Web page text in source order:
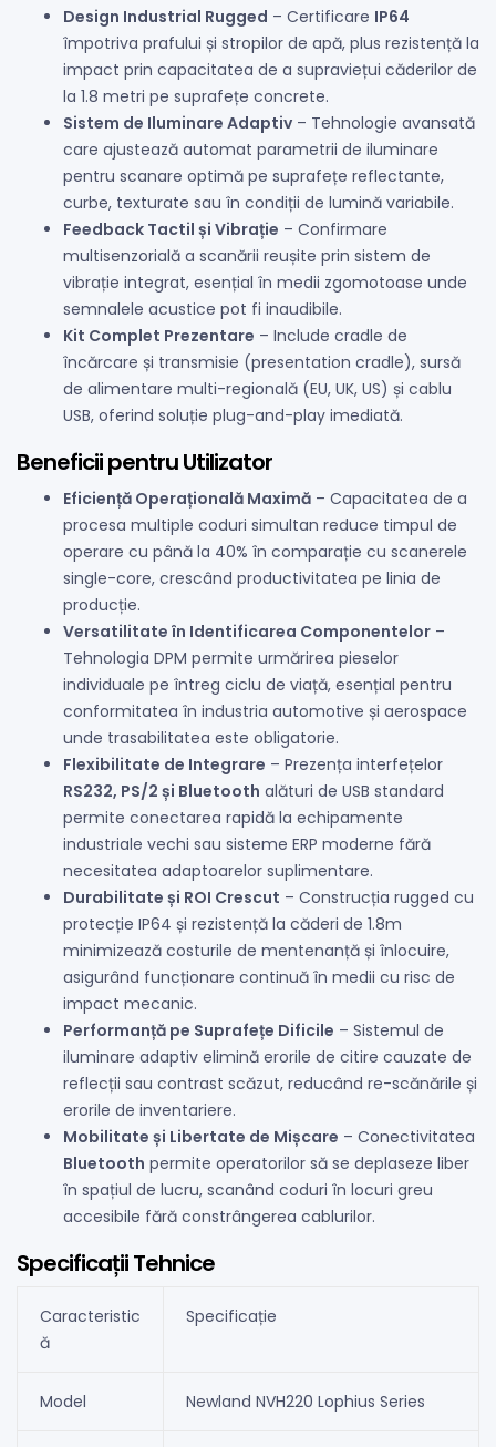
Design Industrial Rugged – Certificare IP64
împotriva prafului și stropilor de apă, plus rezistență la
impact prin capacitatea de a supraviețui căderilor de
la 1.8 metri pe suprafețe concrete.
Sistem de Iluminare Adaptiv – Tehnologie avansată
care ajustează automat parametrii de iluminare
pentru scanare optimă pe suprafețe reflectante,
curbe, texturate sau în condiții de lumină variabile.
Feedback Tactil și Vibrație – Confirmare
multisenzorială a scanării reușite prin sistem de
vibrație integrat, esențial în medii zgomotoase unde
semnalele acustice pot fi inaudibile.
Kit Complet Prezentare – Include cradle de
încărcare și transmisie (presentation cradle), sursă
de alimentare multi-regională (EU, UK, US) și cablu
USB, oferind soluție plug-and-play imediată.
Beneficii pentru Utilizator
Eficiență Operațională Maximă – Capacitatea de a
procesa multiple coduri simultan reduce timpul de
operare cu până la 40% în comparație cu scanerele
single-core, crescând productivitatea pe linia de
producție.
Versatilitate în Identificarea Componentelor –
Tehnologia DPM permite urmărirea pieselor
individuale pe întreg ciclu de viață, esențial pentru
conformitatea în industria automotive și aerospace
unde trasabilitatea este obligatorie.
Flexibilitate de Integrare – Prezența interfețelor
RS232, PS/2 și Bluetooth alături de USB standard
permite conectarea rapidă la echipamente
industriale vechi sau sisteme ERP moderne fără
necesitatea adaptoarelor suplimentare.
Durabilitate și ROI Crescut – Construcția rugged cu
protecție IP64 și rezistență la căderi de 1.8m
minimizează costurile de mentenanță și înlocuire,
asigurând funcționare continuă în medii cu risc de
impact mecanic.
Performanță pe Suprafețe Dificile – Sistemul de
iluminare adaptiv elimină erorile de citire cauzate de
reflecții sau contrast scăzut, reducând re-scănările și
erorile de inventariere.
Mobilitate și Libertate de Mișcare – Conectivitatea
Bluetooth permite operatorilor să se deplaseze liber
în spațiul de lucru, scanând coduri în locuri greu
accesibile fără constrângerea cablurilor.
Specificații Tehnice
Caracteristic
ă
Specificație
Model Newland NVH220 Lophius Series